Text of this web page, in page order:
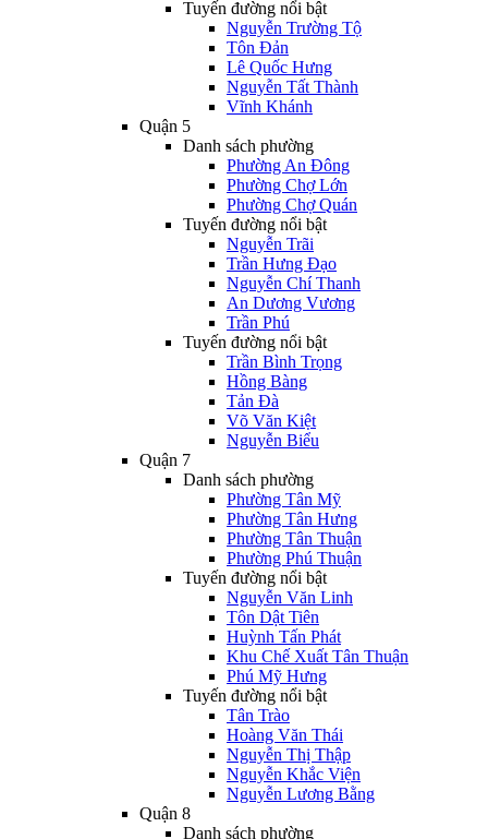
Tuyến đường nổi bật
Nguyễn Trường Tộ
Tôn Đản
Lê Quốc Hưng
Nguyễn Tất Thành
Vĩnh Khánh
Quận 5
Danh sách phường
Phường An Đông
Phường Chợ Lớn
Phường Chợ Quán
Tuyến đường nổi bật
Nguyễn Trãi
Trần Hưng Đạo
Nguyễn Chí Thanh
An Dương Vương
Trần Phú
Tuyến đường nổi bật
Trần Bình Trọng
Hồng Bàng
Tản Đà
Võ Văn Kiệt
Nguyễn Biểu
Quận 7
Danh sách phường
Phường Tân Mỹ
Phường Tân Hưng
Phường Tân Thuận
Phường Phú Thuận
Tuyến đường nổi bật
Nguyễn Văn Linh
Tôn Dật Tiên
Huỳnh Tấn Phát
Khu Chế Xuất Tân Thuận
Phú Mỹ Hưng
Tuyến đường nổi bật
Tân Trào
Hoàng Văn Thái
Nguyễn Thị Thập
Nguyễn Khắc Viện
Nguyễn Lương Bằng
Quận 8
Danh sách phường